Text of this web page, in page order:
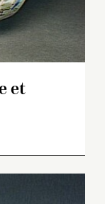
et